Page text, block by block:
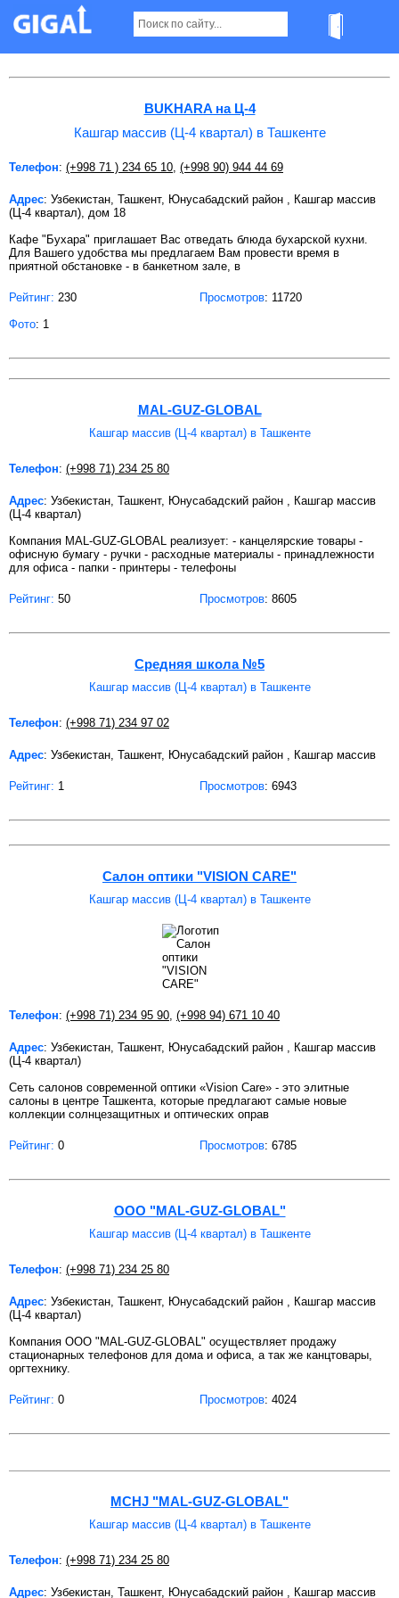
Кашгар массив (Ц-4 квартал) в Ташкенте
BUKHARA на Ц-4
Кашгар массив (Ц-4 квартал) в Ташкенте
Телефон: (+998 71 ) 234 65 10 (+998 90) 944 44 69
Адрес: Узбекистан, Ташкент, Юнусабадский район , Кашгар массив
(Ц-4 квартал), дом 18
Кафе "Бухара" приглашает Вас отведать блюда бухарской кухни.
Для Вашего удобства мы предлагаем Вам провести время в
приятной обстановке - в банкетном зале, в
Рейтинг: 230 Просмотров: 11720
Фото: 1
MAL-GUZ-GLOBAL
Кашгар массив (Ц-4 квартал) в Ташкенте
Телефон: (+998 71) 234 25 80
Адрес: Узбекистан, Ташкент, Юнусабадский район , Кашгар массив
(Ц-4 квартал)
Компания MAL-GUZ-GLOBAL реализует: - канцелярские товары -
офисную бумагу - ручки - расходные материалы - принадлежности
для офиса - папки - принтеры - телефоны
Рейтинг: 50 Просмотров: 8605
Средняя школа №5
Кашгар массив (Ц-4 квартал) в Ташкенте
Телефон: (+998 71) 234 97 02
Адрес: Узбекистан, Ташкент, Юнусабадский район , Кашгар массив
Рейтинг: 1 Просмотров: 6943
Салон оптики "VISION CARE"
Кашгар массив (Ц-4 квартал) в Ташкенте
Телефон: (+998 71) 234 95 90 (+998 94) 671 10 40
Адрес: Узбекистан, Ташкент, Юнусабадский район , Кашгар массив
(Ц-4 квартал)
Сеть салонов современной оптики «Vision Care» - это элитные
салоны в центре Ташкента, которые предлагают самые новые
коллекции солнцезащитных и оптических оправ
Рейтинг: 0 Просмотров: 6785
ООО "MAL-GUZ-GLOBAL"
Кашгар массив (Ц-4 квартал) в Ташкенте
Телефон: (+998 71) 234 25 80
Адрес: Узбекистан, Ташкент, Юнусабадский район , Кашгар массив
(Ц-4 квартал)
Компания ООО "MAL-GUZ-GLOBAL" осуществляет продажу
стационарных телефонов для дома и офиса, а так же канцтовары,
оргтехнику.
Рейтинг: 0 Просмотров: 4024
MCHJ "MAL-GUZ-GLOBAL"
Кашгар массив (Ц-4 квартал) в Ташкенте
Телефон: (+998 71) 234 25 80
Адрес: Узбекистан, Ташкент, Юнусабадский район , Кашгар массив